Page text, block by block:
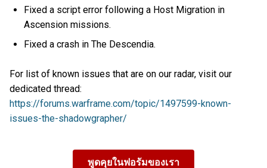
Fixed a script error following a Host Migration in
Ascension missions.
Fixed a crash in The Descendia.
For list of known issues that are on our radar, visit our
dedicated thread:
https://forums.warframe.com/topic/1497599-known-
issues-the-shadowgrapher/
พูดคุยในฟอรัมของเรา